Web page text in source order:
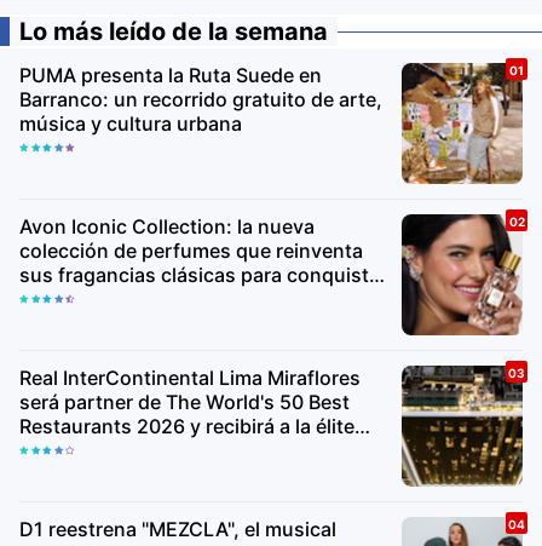
Lo más leído de la semana
PUMA presenta la Ruta Suede en
Barranco: un recorrido gratuito de arte,
música y cultura urbana
Avon Iconic Collection: la nueva
colección de perfumes que reinventa
sus fragancias clásicas para conquistar
nuevas generaciones
Real InterContinental Lima Miraflores
será partner de The World's 50 Best
Restaurants 2026 y recibirá a la élite
gastronómica mundial
D1 reestrena "MEZCLA", el musical